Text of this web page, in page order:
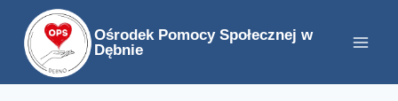
Przejdź
treści
Ośrodek Pomocy Społecznej w
Dębnie